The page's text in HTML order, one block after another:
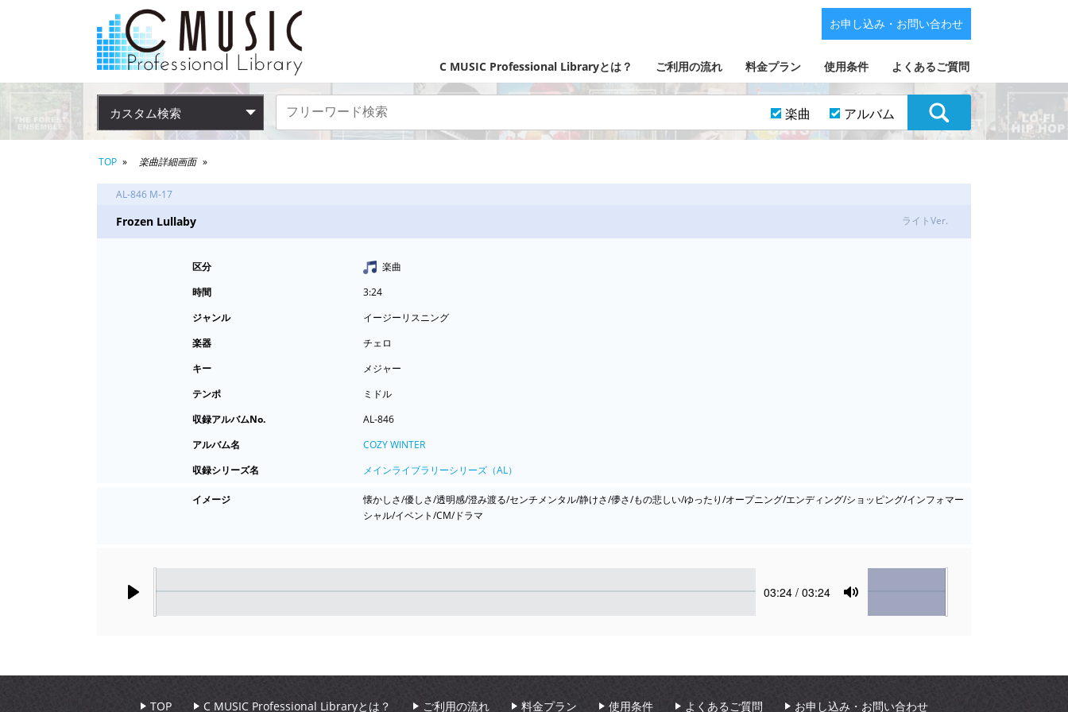
C MUSIC Professional Libraryとは？ ご利用の流れ 料金プラン 使用条件 よくあるご質問
お申し込み・お問い合わせ
カスタム検索 楽曲 アルバム
TOP 楽曲詳細画面
AL-846 M-17
Frozen Lullaby ライトVer.
区分
楽曲
時間
3:24
ジャンル
イージーリスニング
楽器
チェロ
キー
メジャー
テンポ
ミドル
収録アルバムNo.
AL-846
アルバム名
COZY WINTER
収録シリーズ名
メインライブラリーシリーズ（AL）
イメージ
懐かしさ/優しさ/透明感/澄み渡る/センチメンタル/静けさ/儚さ/もの悲しい/ゆったり/オープニング/エンディング/ショッピング/インフォマー
シャル/イベント/CM/ドラマ
Current
03:24 / 03:24
Mute
Volume
TOP C MUSIC Professional Libraryとは？ ご利用の流れ 料金プラン 使用条件 よくあるご質問 お申し込み・お問い合わせ